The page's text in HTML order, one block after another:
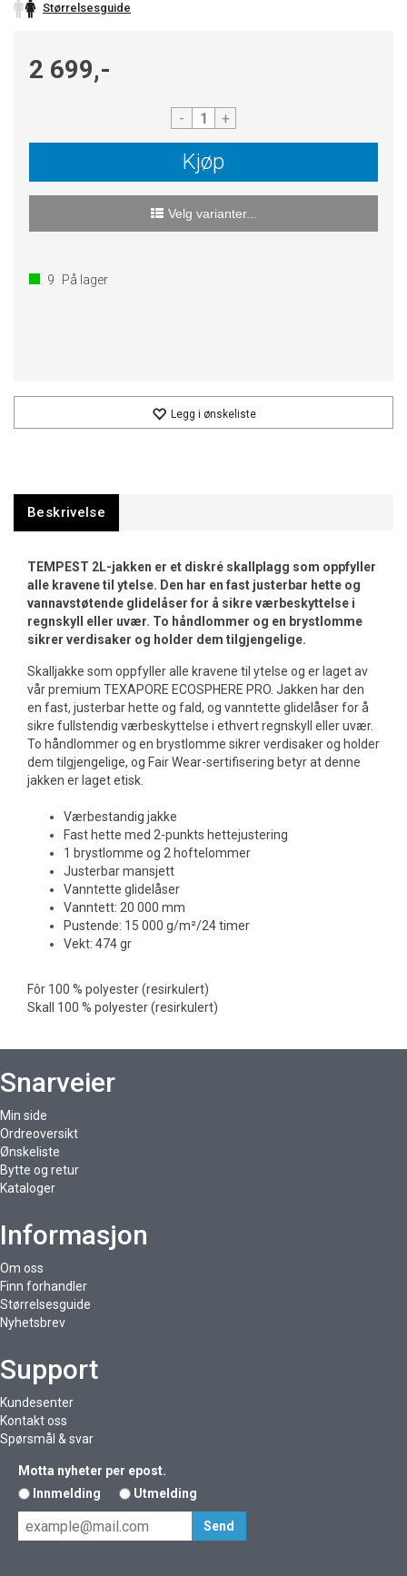
Størrelsesguide
2 699,-
- +
Kjøp
Velg varianter...
9 På lager
Legg i ønskeliste
Beskrivelse
TEMPEST 2L-jakken er et diskré skallplagg som oppfyller
alle kravene til ytelse. Den har en fast justerbar hette og
vannavstøtende glidelåser for å sikre værbeskyttelse i
regnskyll eller uvær. To håndlommer og en brystlomme
sikrer verdisaker og holder dem tilgjengelige.
Skalljakke som oppfyller alle kravene til ytelse og er laget av
vår premium TEXAPORE ECOSPHERE PRO. Jakken har den
en fast, justerbar hette og fald, og vanntette glidelåser for å
sikre fullstendig værbeskyttelse i ethvert regnskyll eller uvær.
To håndlommer og en brystlomme sikrer verdisaker og holder
dem tilgjengelige, og Fair Wear-sertifisering betyr at denne
jakken er laget etisk.
Værbestandig jakke
Fast hette med 2-punkts hettejustering
1 brystlomme og 2 hoftelommer
Justerbar mansjett
Vanntette glidelåser
Vanntett: 20 000 mm
Pustende: 15 000 g/m²/24 timer
Vekt: 474 gr
Fôr 100 % polyester (resirkulert)
Skall 100 % polyester (resirkulert)
Snarveier
Min side
Ordreoversikt
Ønskeliste
Bytte og retur
Kataloger
Informasjon
Om oss
Finn forhandler
Størrelsesguide
Nyhetsbrev
Support
Kundesenter
Kontakt oss
Spørsmål & svar
Motta nyheter per epost.
Innmelding
Utmelding